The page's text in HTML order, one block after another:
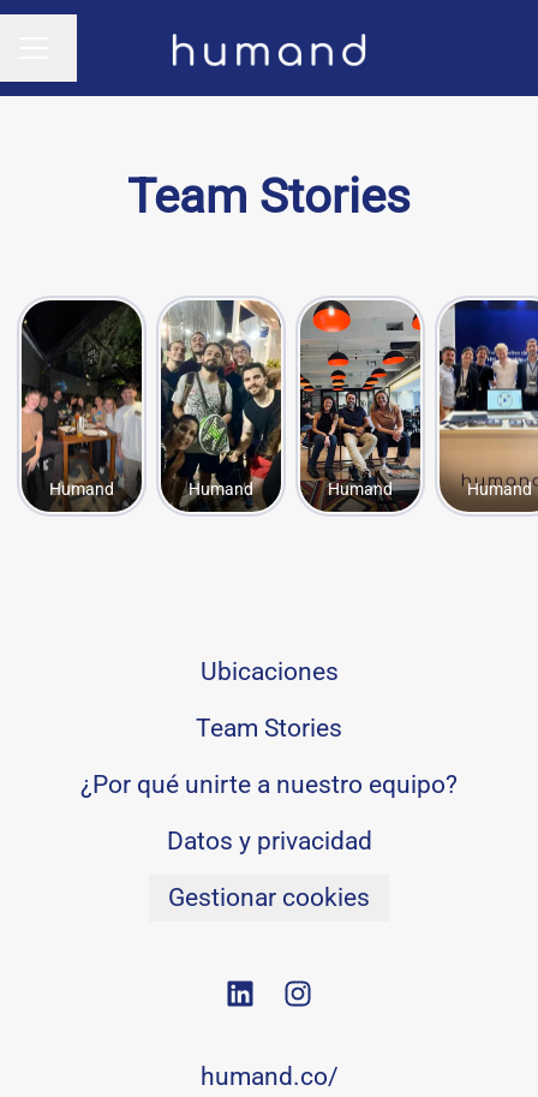
Cambiar idioma
Team Stories
Humand Humand Humand Humand
Ubicaciones
Team Stories
¿Por qué unirte a nuestro equipo?
Datos y privacidad
Gestionar cookies
humand.co/